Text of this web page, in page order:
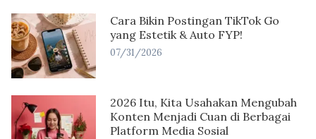
Cara Bikin Postingan TikTok Go
yang Estetik & Auto FYP!
07/31/2026
2026 Itu, Kita Usahakan Mengubah
Konten Menjadi Cuan di Berbagai
Platform Media Sosial